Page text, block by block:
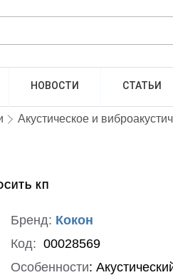
НОВОСТИ СТАТЬИ
Акустическое и
КП
Бренд: Кокон
Код: 00028569
Особенности: